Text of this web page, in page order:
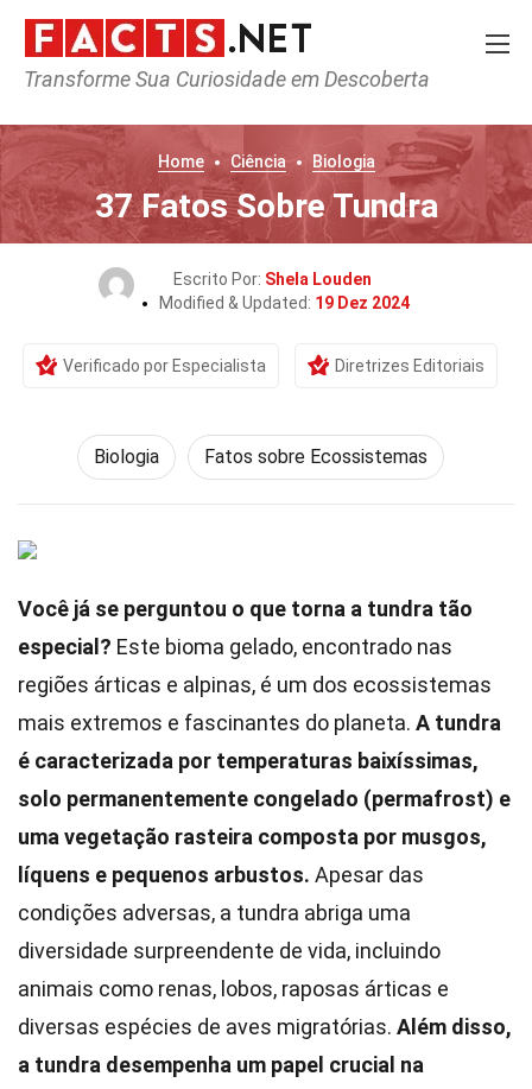
Transforme Sua Curiosidade em Descoberta
Home Ciência Biologia
37 Fatos Sobre Tundra
Escrito Por: Shela Louden
Modified & Updated: 19 Dez 2024
Verificado por Especialista Diretrizes Editoriais
Biologia Fatos sobre Ecossistemas
Você já se perguntou o que torna a tundra tão
especial? Este bioma gelado, encontrado nas
regiões árticas e alpinas, é um dos ecossistemas
mais extremos e fascinantes do planeta. A tundra
é caracterizada por temperaturas baixíssimas,
solo permanentemente congelado (permafrost) e
uma vegetação rasteira composta por musgos,
líquens e pequenos arbustos. Apesar das
condições adversas, a tundra abriga uma
diversidade surpreendente de vida, incluindo
animais como renas, lobos, raposas árticas e
diversas espécies de aves migratórias. Além disso,
a tundra desempenha um papel crucial na